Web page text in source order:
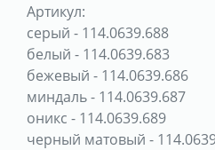
Артикул:
серый - 114.0639.688
белый - 114.0639.683
бежевый - 114.0639.686
миндаль- 114.0639.687
оникс - 114.0639.689
черный матовый -